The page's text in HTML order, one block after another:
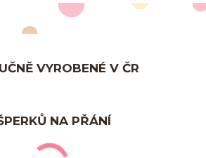
VYROBENÉ V ČR
NA PŘÁNÍ